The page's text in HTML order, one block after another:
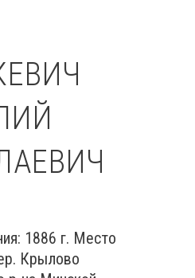
1886 г. Место
Крылово